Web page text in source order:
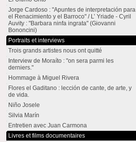
Jorge Cardoso : "Apuntes de interpretación para
el Renacimiento y el Barroco" / L’ Yriade - Cyril
Auvity : "Barbara ninfa ingrata" (Giovanni
Bononcini)
Portraits et interviews
Trois grands artistes nous ont quitté
Interview de Moraíto : "on sera parmi les
derniers."
Hommage à Miguel Rivera
Flores el Gaditano : lección de cante, de arte, y
de vida.
Niño Josele
Silvia Marín
Entretien avec Juan Carmona
Livres et films documentaires